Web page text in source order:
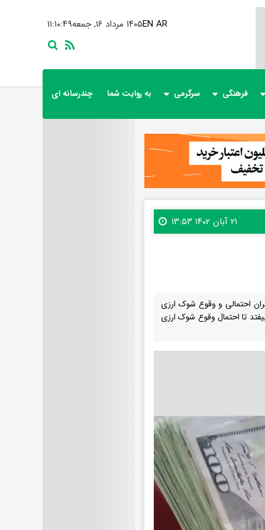
۱۱:۱۰:۵۰ ۱۴۰۵ مرداد ۱۶, جمعهEN AR
فرهنگی سرگرمی به روایت شما چندرسانه ای
۲۱ آبان ۱۴۰۲ ۱۳:۵۳
احتمالی و وقوع شوک ارزی
تا احتمال وقوع شوک ارزی